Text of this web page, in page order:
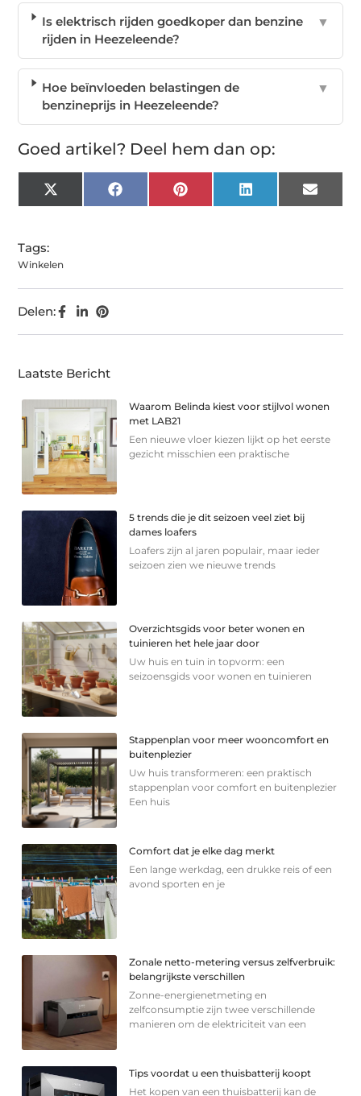
Is elektrisch rijden goedkoper dan benzine
rijden in Heezeleende?
▼
Hoe beïnvloeden belastingen de
benzineprijs in Heezeleende?
▼
Goed artikel? Deel hem dan op:
X
(Twitter)
FacebookPinterest LinkedIn Email
Tags:
Winkelen
Delen:
Laatste Bericht
Waarom Belinda kiest voor stijlvol wonen
met LAB21
Een nieuwe vloer kiezen lijkt op het eerste
gezicht misschien een praktische
5 trends die je dit seizoen veel ziet bij
dames loafers
Loafers zijn al jaren populair, maar ieder
seizoen zien we nieuwe trends
Overzichtsgids voor beter wonen en
tuinieren het hele jaar door
Uw huis en tuin in topvorm: een
seizoensgids voor wonen en tuinieren
Stappenplan voor meer wooncomfort en
buitenplezier
Uw huis transformeren: een praktisch
stappenplan voor comfort en buitenplezier
Een huis
Comfort dat je elke dag merkt
Een lange werkdag, een drukke reis of een
avond sporten en je
Zonale netto-metering versus zelfverbruik:
belangrijkste verschillen
Zonne-energienetmeting en
zelfconsumptie zijn twee verschillende
manieren om de elektriciteit van een
Tips voordat u een thuisbatterij koopt
Het kopen van een thuisbatterij kan de